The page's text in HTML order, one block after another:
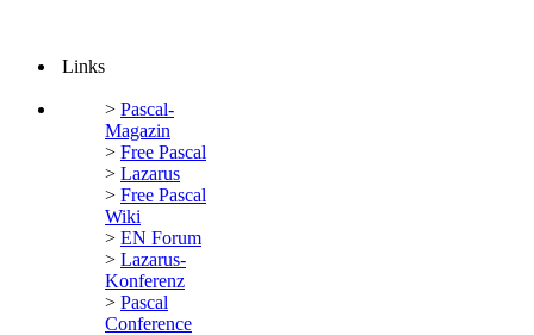
Links
> Pascal-
Magazin
> Free Pascal
> Lazarus
> Free Pascal
Wiki
> EN Forum
> Lazarus-
Konferenz
> Pascal
Conference